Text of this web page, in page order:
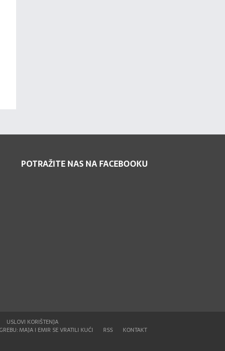
POTRAŽITE NAS NA FACEBOOKU
USLOVI KORIŠTENJA
MAJA I EMIR SE VRATILI KUĆI
RSS KONTAKT